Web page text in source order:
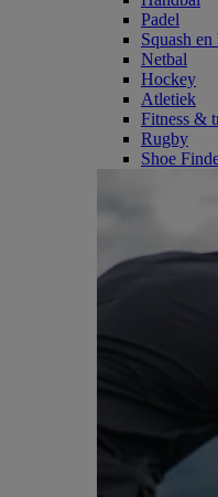
Padel
Squash
Netbal
Hockey
Atletiek
Fitness &
Rugby
Shoe